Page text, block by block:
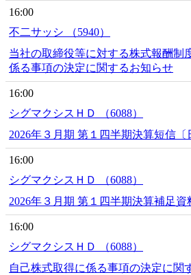
16:00
不二サッシ （5940）
当社の取締役等に対する株式報酬制
係る事項の決定に関するお知らせ
16:00
シグマクシスＨＤ （6088）
2026年３月期 第１四半期決算短信〔
16:00
シグマクシスＨＤ （6088）
2026年３月期 第１四半期決算補足資
16:00
シグマクシスＨＤ （6088）
自己株式取得に係る事項の決定に関